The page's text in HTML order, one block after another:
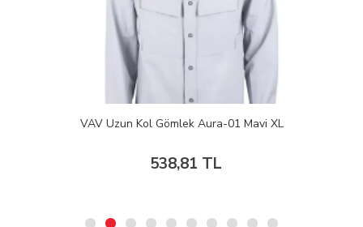
VAV Uzun Kol Gömlek Aura-01 Mavi XL
538,81 TL